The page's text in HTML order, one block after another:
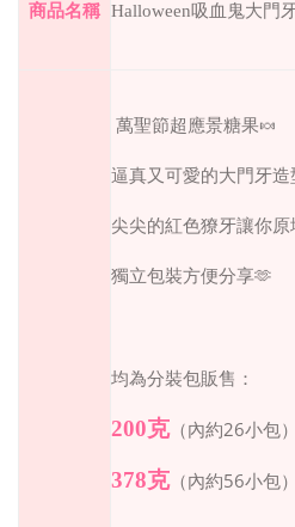
商品名稱 Halloween吸血鬼大門
萬聖節超應景糖果🍬
逼真又可愛的大門牙造
尖尖的紅色獠牙讓你原
獨立包裝方便分享🫶
均為分裝包販售：
200克（內約26小包）
378克（內約56小包）